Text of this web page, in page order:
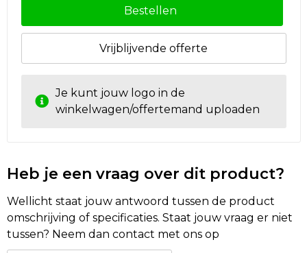
Bestellen
Vrijblijvende offerte
Je kunt jouw logo in de
winkelwagen/offertemand uploaden
Heb je een vraag over dit product?
Wellicht staat jouw antwoord tussen de product
omschrijving of specificaties. Staat jouw vraag er niet
tussen? Neem dan contact met ons op